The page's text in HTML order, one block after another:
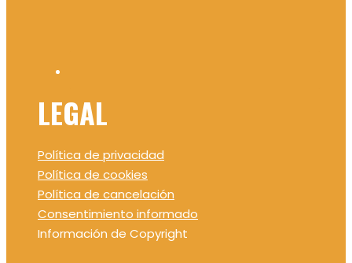
LEGAL
Política de privacidad
Política de cookies
Política de cancelación
Consentimiento informado
Información de Copyright